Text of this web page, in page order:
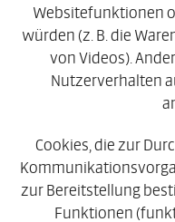
Websitefunktionen
würden (z. B. die
von Videos).
Nutzerverhalten
Cookies, die zur
zur Bereitstellung
Funktionen